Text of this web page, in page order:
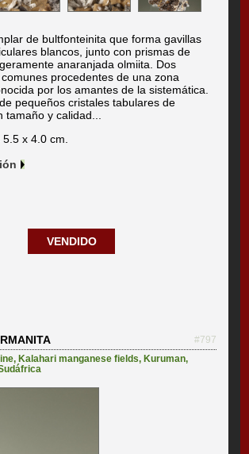
de bultfonteinita que forma gavillas
blancos, junto con prismas de
anaranjada olmiita. Dos
procedentes de una zona
por los amantes de la sistemática.
pequeños cristales tabulares de
tamaño y calidad...
x 4.0 cm.
VENDIDO
#797
,Kalahari manganese fields,Kuruman,